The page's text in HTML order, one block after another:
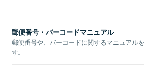
郵便番号・バーコードマニュアル
郵便番号や、バーコードに関するマニュアル
す。